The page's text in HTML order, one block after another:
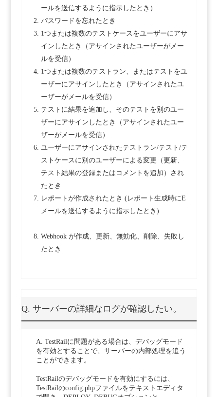
ールを送信するように指示したとき）
パスワードを忘れたとき
1つまたは複数のテストケースをユーザーにアサ
インしたとき（アサインされたユーザーがメー
ルを受信）
1つまたは複数のテストラン、またはテストをユ
ーザーにアサインしたとき（アサインされたユ
ーザーがメールを受信）
テストに結果を追加し、そのテストを別のユー
ザーにアサインしたとき（アサインされたユー
ザーがメールを受信）
ユーザーにアサインされたテストラン/テスト/テ
ストケースに別のユーザーによる変更（更新、
テスト結果の登録またはコメントを追加）され
たとき
レポートが作成されたとき (レポート生成時にE
メールを送信するように指示したとき)
Webhook が作成、更新、無効化、削除、失敗し
たとき
Q. サーバーの詳細なログが確認したい。
A. TestRailに問題がある場合は、デバッグモード
を有効とすることで、サーバーの内部処理を追う
ことができます。
TestRailのデバッグモードを有効にするには、
TestRailのconfig.phpファイルをテキストエディタ